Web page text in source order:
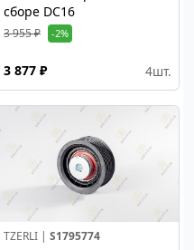
сборе DC16
3 955 ₽ -2%
3 877 ₽ 4шт.
TZERLI | S1795774